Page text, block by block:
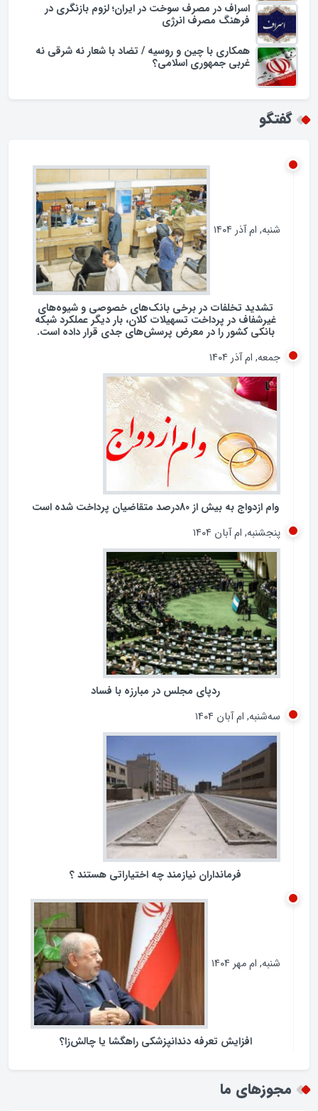
اسراف در مصرف سوخت در ایران؛ لزوم بازنگری در
فرهنگ مصرف انرژی
همکاری با چین و روسیه / تضاد با شعار نه شرقی نه
غربی جمهوری اسلامی؟
گفتگو
شنبه, ام آذر ۱۴۰۴
تشدید تخلفات در برخی بانک‌های خصوصی و شیوه‌های
غیرشفاف در پرداخت تسهیلات کلان، بار دیگر عملکرد شبکه
بانکی کشور را در معرض پرسش‌های جدی قرار داده است.
جمعه, ام آذر ۱۴۰۴
وام ازدواج به بیش از 80درصد متقاضیان پرداخت شده است
پنجشنبه, ام آبان ۱۴۰۴
ردپای مجلس در مبارزه با فساد
سه‌شنبه, ام آبان ۱۴۰۴
فرمانداران نیازمند چه اختیاراتی هستند ؟
شنبه, ام مهر ۱۴۰۴
افزایش تعرفه دندانپزشکی راهگشا یا چالش‌زا؟
مجوزهای ما